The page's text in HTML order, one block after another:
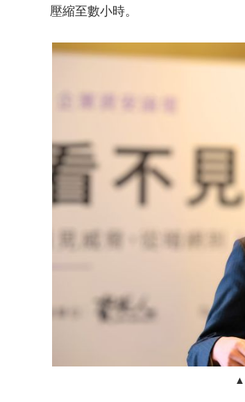
壓縮至數小時。